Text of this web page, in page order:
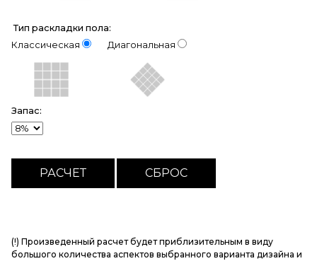
Тип раскладки пола:
Классическая
Диагональная
Запас:
(!) Произведенный расчет будет приблизительным в виду
большого количества аспектов выбранного варианта дизайна и